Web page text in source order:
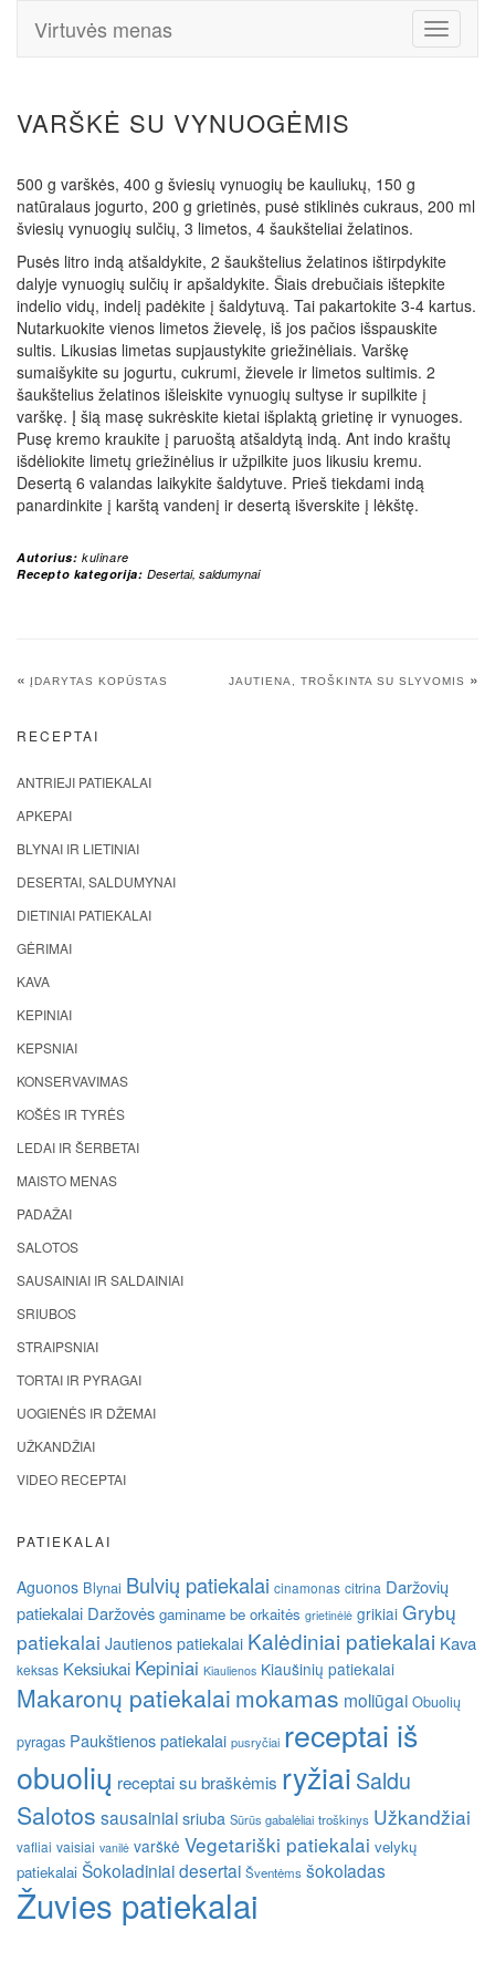
Toggle
Virtuvės menas
VARŠKĖ SU VYNUOGĖMIS
500 g varškės, 400 g šviesių vynuogių be kauliukų, 150 g
natūralaus jogurto, 200 g grietinės, pusė stiklinės cukraus, 200 ml
šviesių vynuogių sulčių, 3 limetos, 4 šaukšteliai želatinos.
Pusės litro indą atšaldykite, 2 šaukštelius želatinos ištirpdykite
dalyje vynuogių sulčių ir apšaldykite. Šiais drebučiais ištepkite
indelio vidų, indelį padėkite į šaldytuvą. Tai pakartokite 3-4 kartus.
Nutarkuokite vienos limetos žievelę, iš jos pačios išspauskite
sultis. Likusias limetas supjaustykite griežinėliais. Varškę
sumaišykite su jogurtu, cukrumi, žievele ir limetos sultimis. 2
šaukštelius želatinos išleiskite vynuogių sultyse ir supilkite į
varškę. Į šią masę sukrėskite kietai išplaktą grietinę ir vynuoges.
Pusę kremo kraukite į paruoštą atšaldytą indą. Ant indo kraštų
išdėliokite limetų griežinėlius ir užpilkite juos likusiu kremu.
Desertą 6 valandas laikykite šaldytuve. Prieš tiekdami indą
panardinkite į karštą vandenį ir desertą išverskite į lėkštę.
Autorius: kulinare
Recepto kategorija: Desertai, saldumynai
« ĮDARYTAS KOPŪSTAS JAUTIENA, TROŠKINTA SU SLYVOMIS »
RECEPTAI
ANTRIEJI PATIEKALAI
APKEPAI
BLYNAI IR LIETINIAI
DESERTAI, SALDUMYNAI
DIETINIAI PATIEKALAI
GĖRIMAI
KAVA
KEPINIAI
KEPSNIAI
KONSERVAVIMAS
KOŠĖS IR TYRĖS
LEDAI IR ŠERBETAI
MAISTO MENAS
PADAŽAI
SALOTOS
SAUSAINIAI IR SALDAINIAI
SRIUBOS
STRAIPSNIAI
TORTAI IR PYRAGAI
UOGIENĖS IR DŽEMAI
UŽKANDŽIAI
VIDEO RECEPTAI
PATIEKALAI
Aguonos Blynai Bulvių patiekalai cinamonas citrina Daržovių
patiekalai Daržovės gaminame be orkaitės grietinėlė grikiai Grybų
patiekalai Jautienos patiekalai Kalėdiniai patiekalai Kava
keksas Keksiukai Kepiniai Kiaulienos Kiaušinių patiekalai
Makaronų patiekalai mokamas moliūgai Obuolių
pyragas Paukštienos patiekalai pusryčiai receptai iš
obuolių receptai su braškėmis ryžiai Saldu
Salotos sausainiai sriuba Sūrūs gabalėliai troškinys Užkandžiai
vafliai vaisiai vanilė varškė Vegetariški patiekalai velykų
patiekalai Šokoladiniai desertai Šventėms šokoladas
Žuvies patiekalai